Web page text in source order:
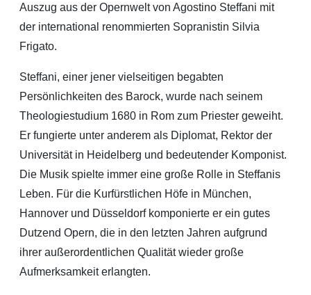
Auszug aus der Opernwelt von Agostino Steffani mit
der international renommierten Sopranistin Silvia
Frigato.
Steffani, einer jener vielseitigen begabten
Persönlichkeiten des Barock, wurde nach seinem
Theologiestudium 1680 in Rom zum Priester geweiht.
Er fungierte unter anderem als Diplomat, Rektor der
Universität in Heidelberg und bedeutender Komponist.
Die Musik spielte immer eine große Rolle in Steffanis
Leben. Für die Kurfürstlichen Höfe in München,
Hannover und Düsseldorf komponierte er ein gutes
Dutzend Opern, die in den letzten Jahren aufgrund
ihrer außerordentlichen Qualität wieder große
Aufmerksamkeit erlangten.